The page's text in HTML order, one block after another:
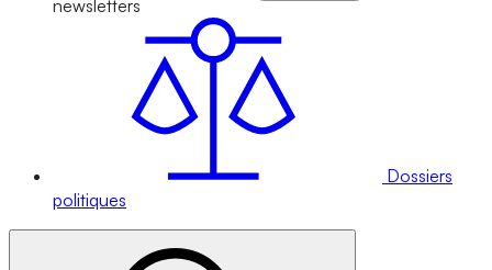
newsletters
Dossiers
politiques